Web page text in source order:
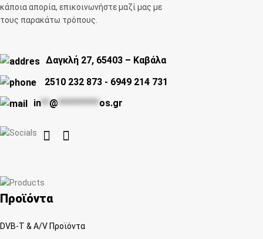
κάποια απορία, επικοινωνήστε μαζί μας με
τους παρακάτω τρόπους.
Δαγκλή 27, 65403 – Καβάλα
2510 232 873 - 6949 214 731
in**@**********os.gr
 
Προϊόντα
DVB-T & A/V Προϊόντα